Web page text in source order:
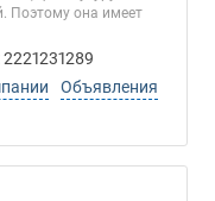
Поэтому она имеет
Объявления